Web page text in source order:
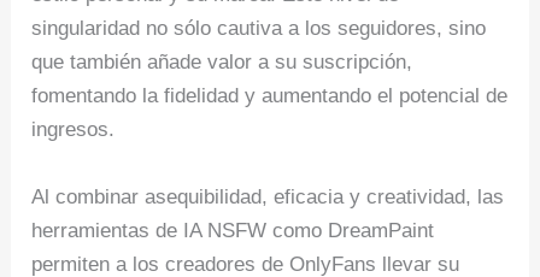
singularidad no sólo cautiva a los seguidores, sino
que también añade valor a su suscripción,
fomentando la fidelidad y aumentando el potencial de
ingresos.
Al combinar asequibilidad, eficacia y creatividad, las
herramientas de IA NSFW como DreamPaint
permiten a los creadores de OnlyFans llevar su